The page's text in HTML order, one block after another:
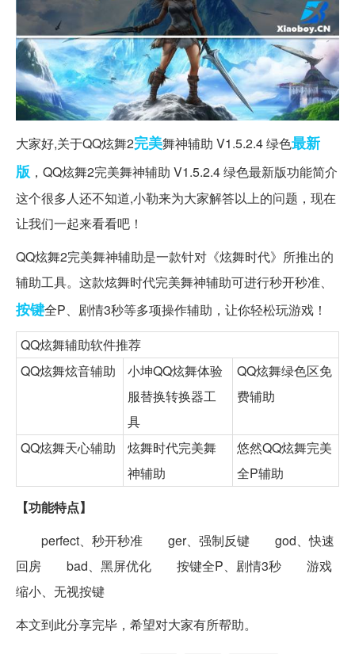
大家好,关于QQ炫舞2完美舞神辅助 V1.5.2.4 绿色最新
版 ，QQ炫舞2完美舞神辅助 V1.5.2.4 绿色最新版功能简介
这个很多人还不知道,小勒来为大家解答以上的问题，现在
让我们一起来看看吧！
QQ炫舞2完美舞神辅助是一款针对《炫舞时代》所推出的
辅助工具。这款炫舞时代完美舞神辅助可进行秒开秒准、
按键全P、剧情3秒等多项操作辅助，让你轻松玩游戏！
QQ炫舞辅助软件推荐
QQ炫舞炫音辅助
小坤QQ炫舞体验
服替换转换器工
具
QQ炫舞绿色区免
费辅助
QQ炫舞天心辅助
炫舞时代完美舞
神辅助
悠然QQ炫舞完美
全P辅助
【功能特点】
perfect、秒开秒准 ger、强制反键 god、快速
回房 bad、黑屏优化 按键全P、剧情3秒 游戏
缩小、无视按键
本文到此分享完毕，希望对大家有所帮助。